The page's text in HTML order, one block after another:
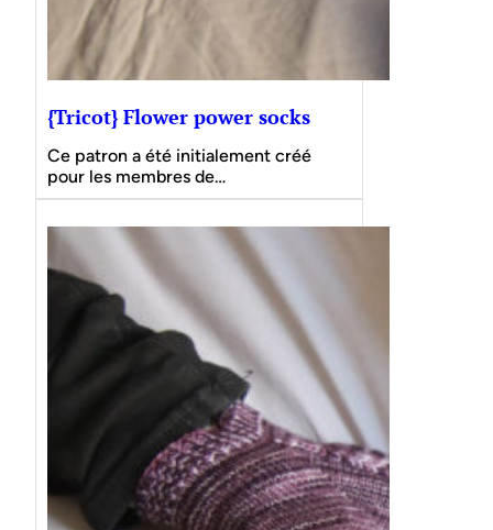
{Tricot} Flower power socks
Ce patron a été initialement créé
pour les membres de…